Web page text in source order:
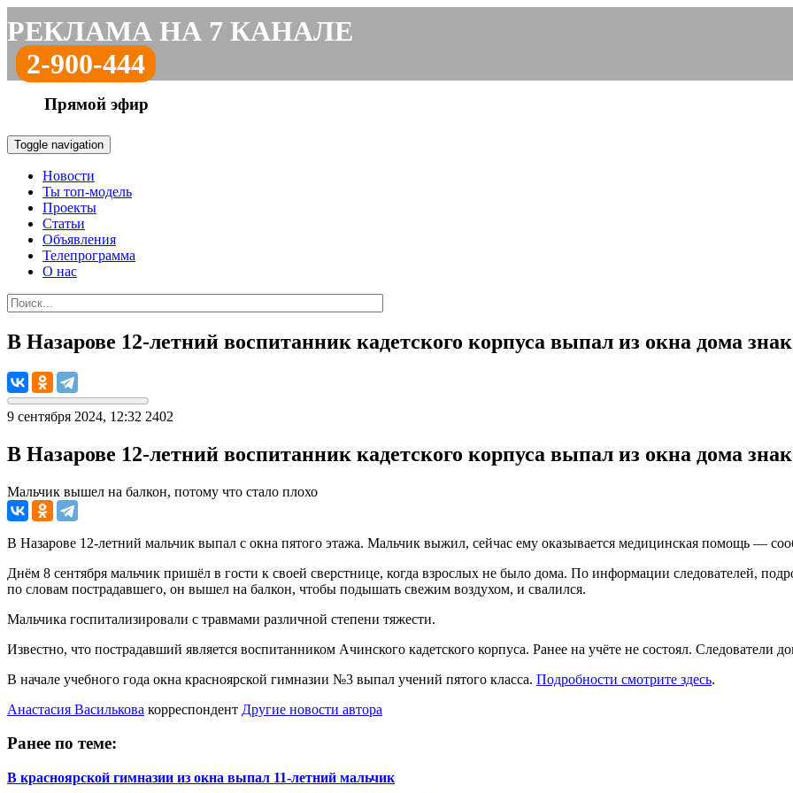
РЕКЛАМА НА 7 КАНАЛЕ
2-900-444
Прямой эфир
Toggle navigation
Новости
Ты топ-модель
Проекты
Статьи
Объявления
Телепрограмма
О нас
В Назарове 12-летний воспитанник кадетского корпуса выпал из окна дома
9 сентября 2024, 12:32 2402
В Назарове 12-летний воспитанник кадетского корпуса выпал из окна дома
Мальчик вышел на балкон, потому что стало плохо
В Назарове 12-летний мальчик выпал с окна пятого этажа. Мальчик выжил, сейчас ему оказывается медицинская помощь —
Днём 8 сентября мальчик пришёл в гости к своей сверстнице, когда взрослых не было дома. По информации следователей,
по словам пострадавшего, он вышел на балкон, чтобы подышать свежим воздухом, и свалился.
Мальчика госпитализировали с травмами различной степени тяжести.
Известно, что пострадавший является воспитанником Ачинского кадетского корпуса. Ранее на учёте не состоял. Следователи
В начале учебного года окна красноярской гимназии №3 выпал учений пятого класса. Подробности смотрите здесь.
Анастасия Василькова корреспондент Другие новости автора
Ранее по теме:
В красноярской гимназии из окна выпал 11-летний мальчик